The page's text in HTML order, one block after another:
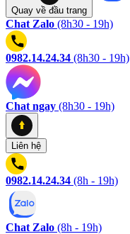
Quay về đầu trang
Chat Zalo (8h30 - 19h)
0982.14.24.34 (8h30 - 19h)
Chat ngay (8h30 - 19h)
Liên hệ
0982.14.24.34 (8h - 19h)
Chat Zalo (8h - 19h)